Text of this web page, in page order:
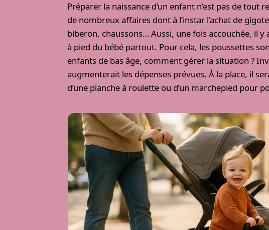
Préparer la naissance d’un enfant n’est pas de tout
de nombreux affaires dont à l’instar l’achat de
biberon, chaussons… Aussi, une fois accouchée, il
à pied du bébé partout. Pour cela, les poussettes
enfants de bas âge, comment gérer la situation ?
augmenterait les dépenses prévues. À la place, il
d’une planche à roulette ou d’un marchepied pour